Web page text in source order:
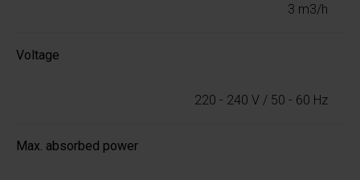
3 m3/h
Voltage
220 - 240 V / 50 - 60 Hz
Max. absorbed power